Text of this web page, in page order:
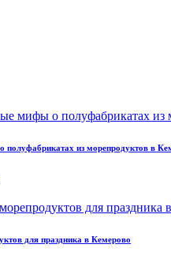
из морепродуктов в
для праздника в Кемерово